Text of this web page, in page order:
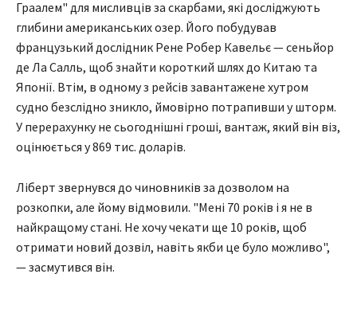
Граалем" для мисливців за скарбами, які досліджують
глибини американських озер. Його побудував
французький дослідник Рене Робер Кавельє — сеньйор
де Ла Салль, щоб знайти короткий шлях до Китаю та
Японії. Втім, в одному з рейсів завантажене хутром
судно безслідно зникло, ймовірно потрапивши у шторм.
У перерахунку не сьогоднішні гроші, вантаж, який він віз,
оцінюється у 869 тис. доларів.
Ліберт звернувся до чиновників за дозволом на
розкопки, але йому відмовили. "Мені 70 років і я не в
найкращому стані. Не хочу чекати ще 10 років, щоб
отримати новий дозвіл, навіть якби це було можливо",
— засмутився він.